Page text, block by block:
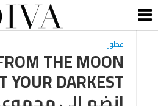
عطور
YOUR DARKEST